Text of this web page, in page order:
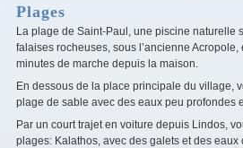
Plages
La plage de Saint-Paul, une piscine naturelle
falaises rocheuses, sous l’ancienne
minutes de marche depuis la maison.
En dessous de la place principale du village,
plage de sable avec des eaux peu profondes
Par un court trajet en voiture depuis Lindos,
plages: Kalathos, avec des galets et des